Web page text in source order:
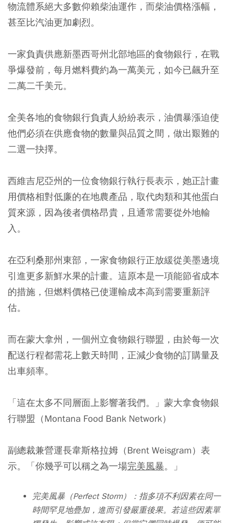
物流體系絕大多數仰賴柴油運作，而柴油價格漲幅，
甚至比汽油更加劇烈。
一家負責供應新墨西哥州北部地區的食物銀行，在戰
爭爆發前，每月燃料費約為一萬美元，如今已飆升至
二萬二千美元。
全美各地的食物銀行負責人紛紛表示，油價暴漲迫使
他們必須在供應食物的數量與品質之間，做出艱難的
二選一抉擇。
西維吉尼亞州的一位食物銀行執行長表示，她正計畫
用價格相對低廉的在地農產品，取代肉類和其他蛋白
質來源，因為後者價格昂貴，且通常需要從外地輸
入。
在亞利桑那州東部，一家食物銀行正放緩從美墨邊境
引進更多新鮮水果的計畫。這原本是一項能節省成本
的措施，但燃料價格已使運輸成本高到需要重新評
估。
而在蒙大拿州，一個州立食物銀行聯盟，由於每一次
配送行程都需花上數天時間，正減少食物的訂購量及
出車頻率。
「這在太多不同層面上影響著我們。」蒙大拿食物銀
行聯盟（Montana Food Bank Network）
副總裁兼營運長韋斯格拉姆（Brent Weisgram）表
示。「你幾乎可以稱之為一場完美風暴。」
完美風暴（Perfect Storm）：指多項不利因素在同一
時間罕見地疊加，進而引發嚴重後果。若這些因素單